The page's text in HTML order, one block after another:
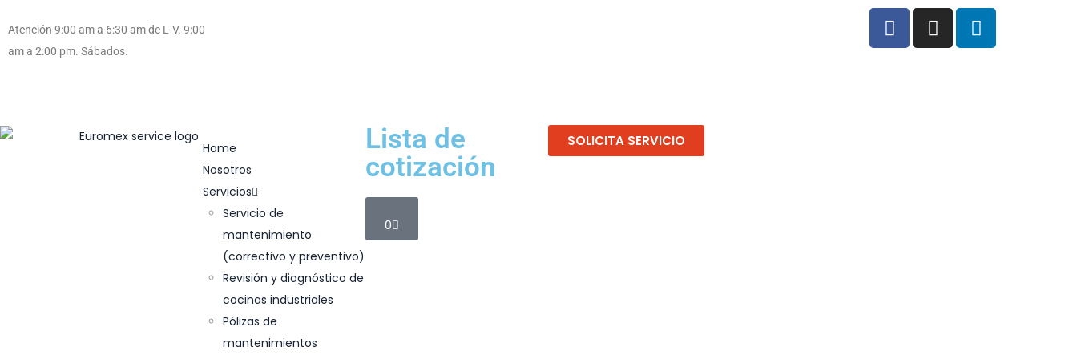
Atención 9:00 am a 6:30 am de L-V. 9:00
am a 2:00 pm. Sábados.
Home
Nosotros
Servicios
Servicio de
mantenimiento
(correctivo y preventivo)
Revisión y diagnóstico de
cocinas industriales
Pólizas de
mantenimientos
Lista de
cotización
0
SOLICITA SERVICIO